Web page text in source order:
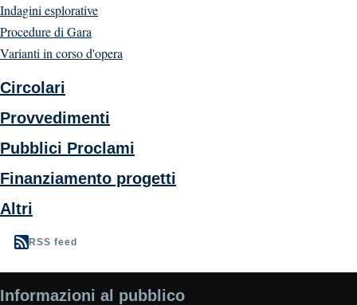
Indagini esplorative
Procedure di Gara
Varianti in corso d'opera
Circolari
Provvedimenti
Pubblici Proclami
Finanziamento progetti
Altri
RSS feed
Informazioni al pubblico